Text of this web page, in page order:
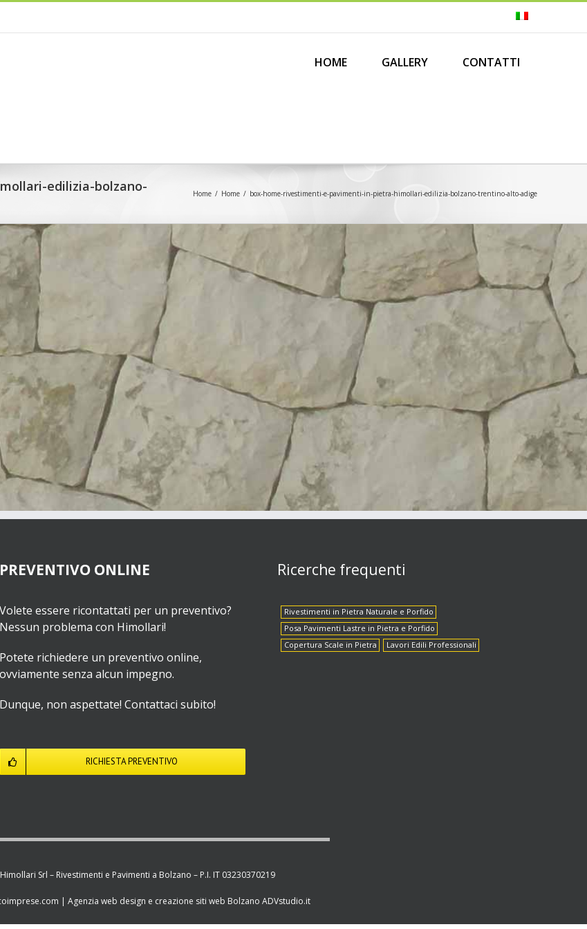
HOME GALLERY CONTATTI
edilizia-bolzano-
Home / Home / box-home-rivestimenti-e-pavimenti-in-pietra-himollari-edilizia-bolzano-trentino-alto-adige
PREVENTIVO ONLINE
Volete essere ricontattati per un preventivo?
Nessun problema con Himollari!
Potete richiedere un preventivo online,
ovviamente senza alcun impegno.
Dunque, non aspettate! Contattaci subito!
RICHIESTA PREVENTIVO
Ricerche frequenti
Rivestimenti in Pietra Naturale e Porfido
Posa Pavimenti Lastre in Pietra e Porfido
Copertura Scale in Pietra
Lavori Edili Professionali
Srl – Rivestimenti e Pavimenti a Bolzano – P.I. IT 03230370219
| Agenzia web design e creazione siti web Bolzano ADVstudio.it